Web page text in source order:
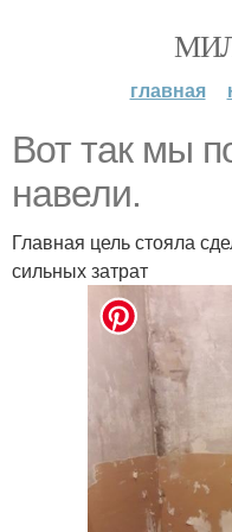
главная
Вот так мы
навели.
Главная цель стояла
сильных затрат